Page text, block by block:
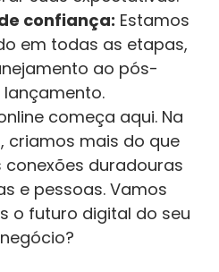
confiança: Estamos
em todas as etapas,
ao pós-
lançamento.
começa aqui. Na
criamos mais do que
conexões duradouras
e pessoas. Vamos
o futuro digital do seu
negócio?